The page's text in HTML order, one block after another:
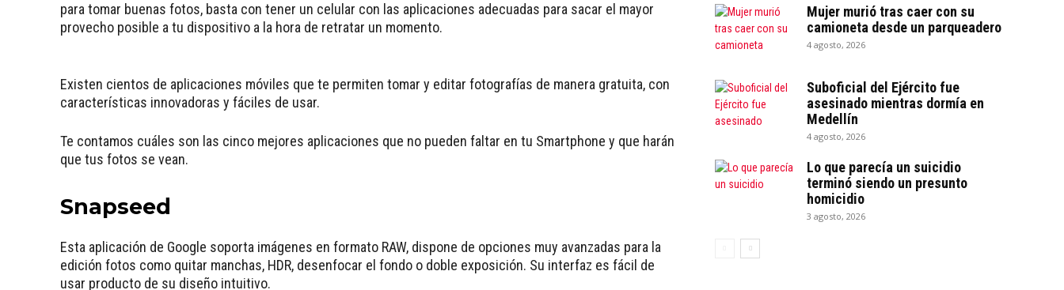
para tomar buenas fotos, basta con tener un celular con las aplicaciones adecuadas para sacar el mayor
provecho posible a tu dispositivo a la hora de retratar un momento.
Existen cientos de aplicaciones móviles que te permiten tomar y editar fotografías de manera gratuita, con
características innovadoras y fáciles de usar.
Te contamos cuáles son las cinco mejores aplicaciones que no pueden faltar en tu Smartphone y que harán
que tus fotos se vean.
Snapseed
Esta aplicación de Google soporta imágenes en formato RAW, dispone de opciones muy avanzadas para la
edición fotos como quitar manchas, HDR, desenfocar el fondo o doble exposición. Su interfaz es fácil de
usar producto de su diseño intuitivo.
Mujer murió tras caer con su
camioneta desde un parqueadero
4 agosto, 2026
Suboficial del Ejército fue
asesinado mientras dormía en
Medellín
4 agosto, 2026
Lo que parecía un suicidio
terminó siendo un presunto
homicidio
3 agosto, 2026